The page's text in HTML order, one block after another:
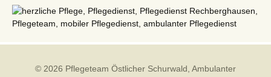
© 2026 Pflegeteam Östlicher Schurwald, Ambulanter